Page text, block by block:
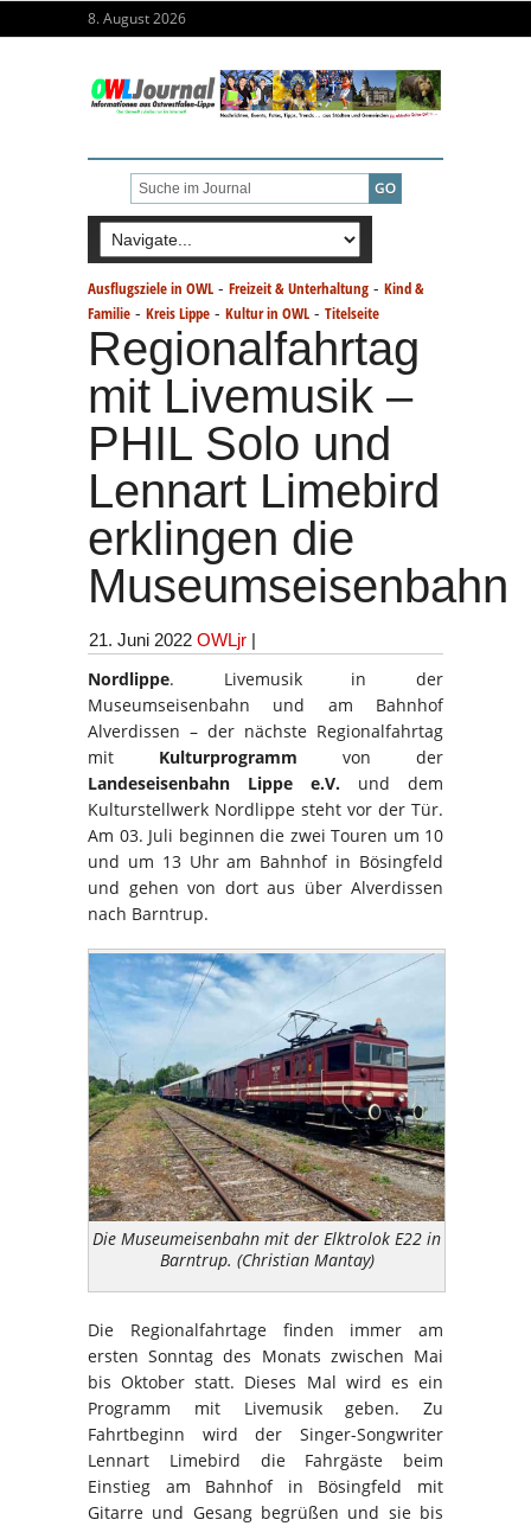
8. August 2026
Ausflugsziele in OWL - Freizeit & Unterhaltung - Kind &
Familie - Kreis Lippe - Kultur in OWL - Titelseite
Regionalfahrtag
mit Livemusik –
PHIL Solo und
Lennart Limebird
erklingen die
Museumseisenbahn
21. Juni 2022 OWLjr |
Nordlippe. Livemusik in der
Museumseisenbahn und am Bahnhof
Alverdissen – der nächste Regionalfahrtag
mit Kulturprogramm von der
Landeseisenbahn Lippe e.V. und dem
Kulturstellwerk Nordlippe steht vor der Tür.
Am 03. Juli beginnen die zwei Touren um 10
und um 13 Uhr am Bahnhof in Bösingfeld
und gehen von dort aus über Alverdissen
nach Barntrup.
Die Museumeisenbahn mit der Elktrolok E22 in
Barntrup. (Christian Mantay)
Die Regionalfahrtage finden immer am
ersten Sonntag des Monats zwischen Mai
bis Oktober statt. Dieses Mal wird es ein
Programm mit Livemusik geben. Zu
Fahrtbeginn wird der Singer-Songwriter
Lennart Limebird die Fahrgäste beim
Einstieg am Bahnhof in Bösingfeld mit
Gitarre und Gesang begrüßen und sie bis